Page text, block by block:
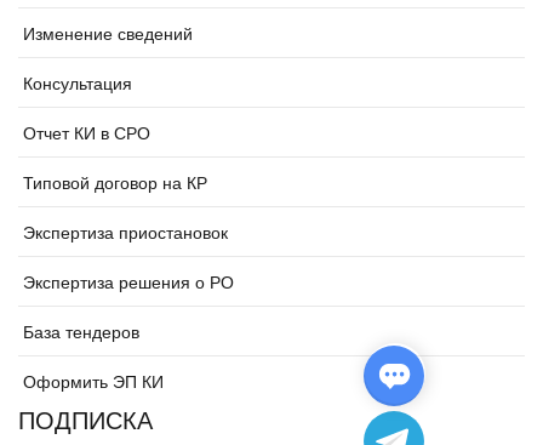
Изменение сведений
Консультация
Отчет КИ в СРО
Типовой договор на КР
Экспертиза приостановок
Экспертиза решения о РО
База тендеров
Оформить ЭП КИ
ПОДПИСКА